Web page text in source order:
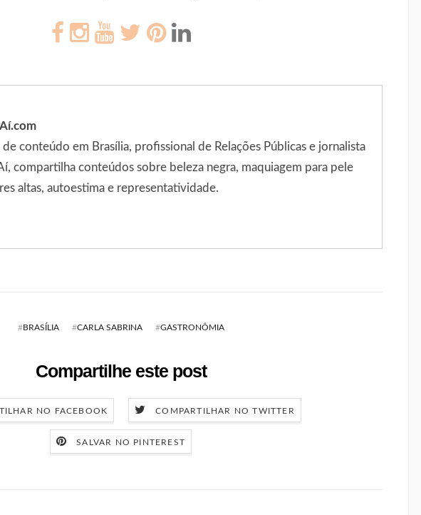
conteúdo em Brasília, profissional de Relações Públicas e jornalista
compartilha conteúdos sobre beleza negra, maquiagem para pele
altas, autoestima e representatividade.
#BRASÍLIA #CARLA SABRINA #GASTRONÔMIA
Compartilhe este post
NO FACEBOOK COMPARTILHAR NO TWITTER
SALVAR NO PINTEREST